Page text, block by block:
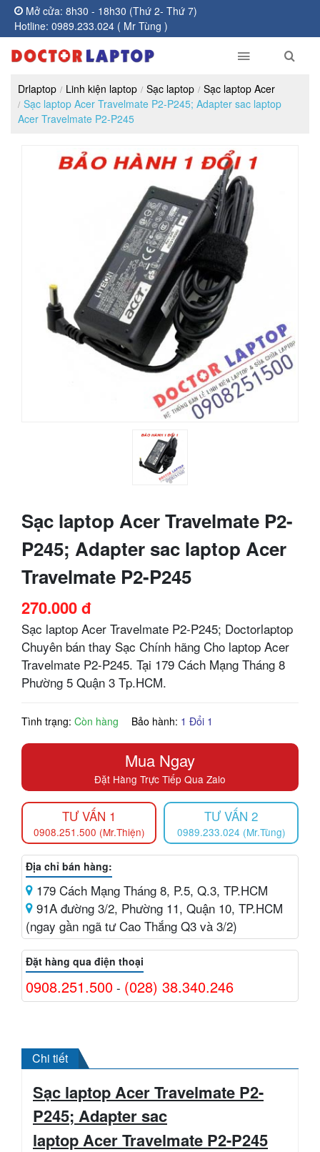
Mở cửa: 8h30 - 18h30 (Thứ 2- Thứ 7)
Hotline: 0989.233.024 ( Mr Tùng )
Drlaptop Linh kiện laptop Sạc laptop
Sạc laptop Acer
Sạc laptop Acer Travelmate P2-P245; Adapter sac laptop
Acer Travelmate P2-P245
Sạc laptop Acer Travelmate P2-
P245; Adapter sac laptop Acer
Travelmate P2-P245
270.000 đ
Sạc laptop Acer Travelmate P2-P245; Doctorlaptop
Chuyên bán thay Sạc Chính hãng Cho laptop Acer
Travelmate P2-P245. Tại 179 Cách Mạng Tháng 8
Phường 5 Quận 3 Tp.HCM.
Tình trạng: Còn hàng Bảo hành: 1 Đổi 1
Mua Ngay
Đặt Hàng Trực Tiếp Qua Zalo
TƯ VẤN 1
0908.251.500 (Mr.Thiện)
TƯ VẤN 2
0989.233.024 (Mr.Tùng)
Địa chỉ bán hàng:
179 Cách Mạng Tháng 8, P.5, Q.3, TP.HCM
91A đường 3/2, Phường 11, Quận 10, TP.HCM
(ngay gần ngã tư Cao Thắng Q3 và 3/2)
Đặt hàng qua điện thoại
0908.251.500 - (028) 38.340.246
Chi tiết
Sạc laptop AcerTravelmate P2-
P245; Adapter sac
laptopAcerTravelmate P2-P245